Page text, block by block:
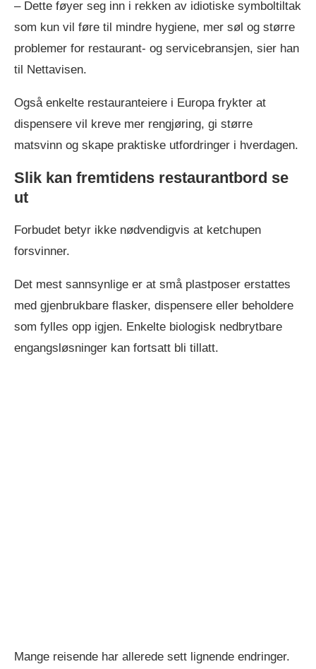
– Dette føyer seg inn i rekken av idiotiske symboltiltak
som kun vil føre til mindre hygiene, mer søl og større
problemer for restaurant- og servicebransjen, sier han
til Nettavisen.
Også enkelte restauranteiere i Europa frykter at
dispensere vil kreve mer rengjøring, gi større
matsvinn og skape praktiske utfordringer i hverdagen.
Slik kan fremtidens restaurantbord se
ut
Forbudet betyr ikke nødvendigvis at ketchupen
forsvinner.
Det mest sannsynlige er at små plastposer erstattes
med gjenbrukbare flasker, dispensere eller beholdere
som fylles opp igjen. Enkelte biologisk nedbrytbare
engangsløsninger kan fortsatt bli tillatt.
Mange reisende har allerede sett lignende endringer.